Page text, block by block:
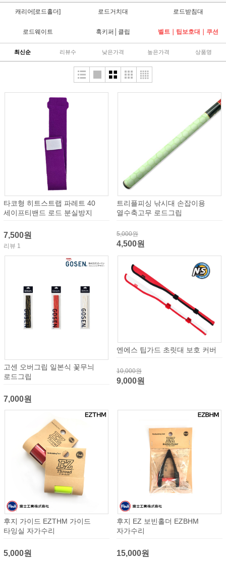
캐리어[로드홀더] 로드거치대 로드받침대
로드웨이트 훅키퍼│클립 벨트｜팁보호대｜쿠션
최신순 리뷰수 낮은가격 높은가격 상품명
타코형 히트스트랩 파레트 40
세이프티밴드 로드 분실방지
7,500원
리뷰 1
트리플피싱 낚시대 손잡이용
열수축고무 로드그립
5,000원
4,500원
고센 오버그립 일본식 꽃무늬
로드그립
7,000원
엔에스 팁가드 초릿대 보호 커버
10,000원
9,000원
후지 가이드 EZTHM 가이드
타잉실 자가수리
5,000원
후지 EZ 보빈홀더 EZBHM
자가수리
15,000원